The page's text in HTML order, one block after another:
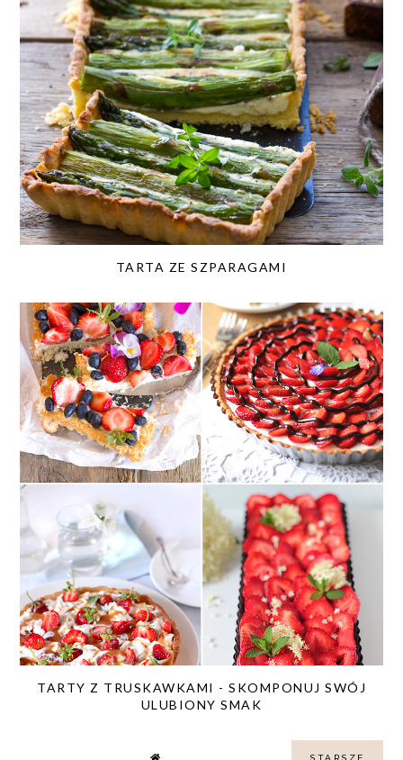
TARTA ZE SZPARAGAMI
TARTY Z TRUSKAWKAMI - SKOMPONUJ SWÓJ
ULUBIONY SMAK
STARSZE